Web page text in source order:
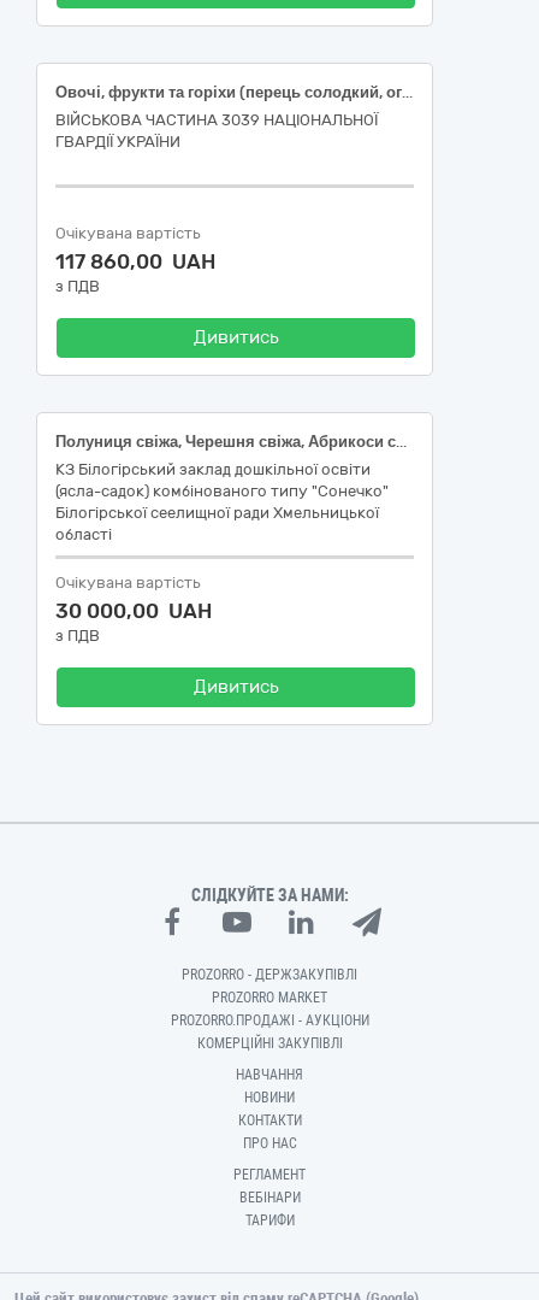
Овочі, фрукти та горіхи (перець солодкий, огірок свіжий , помідори свіжі, часник свіжий)
ВІЙСЬКОВА ЧАСТИНА 3039 НАЦІОНАЛЬНОЇ
ГВАРДІЇ УКРАЇНИ
Очікувана вартість
117 860,00 UAH
з ПДВ
Дивитись
Полуниця свіжа, Черешня свіжа, Абрикоси свіжі, Апельсини свіжі, Банани свіжі, Огірки свіжі, Помідори (томати) свіжі, Капуста білоголова свіжа, Морква свіжа, Цибуля ріпчаста свіжа, Буряк столовий
КЗ Білогірський заклад дошкільної освіти
(ясла-садок) комбінованого типу "Сонечко"
Білогірської сеелищної ради Хмельницької
області
Очікувана вартість
30 000,00 UAH
з ПДВ
Дивитись
СЛІДКУЙТЕ ЗА НАМИ:
PROZORRO - ДЕРЖЗАКУПІВЛІ
PROZORRO MARKET
PROZORRO.ПРОДАЖІ - АУКЦІОНИ
КОМЕРЦІЙНІ ЗАКУПІВЛІ
НАВЧАННЯ
НОВИНИ
КОНТАКТИ
ПРО НАС
РЕГЛАМЕНТ
ВЕБІНАРИ
ТАРИФИ